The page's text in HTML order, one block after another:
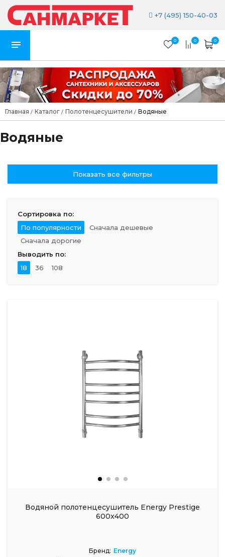
+7 (495) 150-40-03
0 0 0
Главная / Каталог / Полотенцесушители / Водяные
Водяные
Показать все фильтры
Сортировка по:
По популярности
Сначала дешевые
Сначала дорогие
Выводить по:
18
36 108
Водяной полотенцесушитель Energy Prestige
600x400
Бренд: Energy